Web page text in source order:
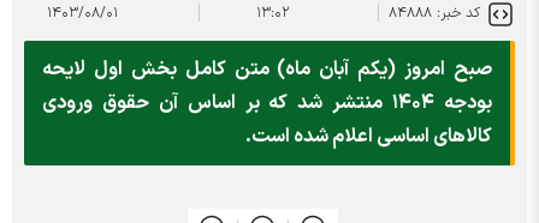
کد خبر: ۸۴۸۸۸ ۱۳:۰۲ ۱۴۰۳/۰۸/۰۱
صبح امروز (یکم آبان ماه) متن کامل بخش اول لایحه
بودجه ۱۴۰۴ منتشر شد که بر اساس آن حقوق ورودی
کالاهای اساسی اعلام شده است.